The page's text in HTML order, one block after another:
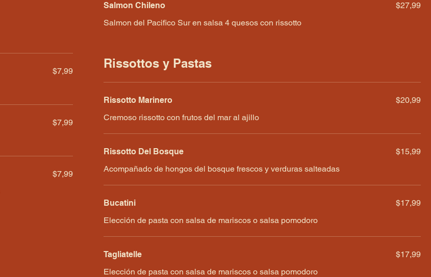
$7,99
$7,99
$7,99
Salmon Chileno
Salmon del Pacifico Sur en salsa 4 quesos con rissotto
$27,99
Rissottos y Pastas
Rissotto Marinero
Cremoso rissotto con frutos del mar al ajillo
$20,99
Rissotto Del Bosque
Acompañado de hongos del bosque frescos y verduras salteadas
$15,99
Bucatini
Elección de pasta con salsa de mariscos o salsa pomodoro
$17,99
Tagliatelle
Elección de pasta con salsa de mariscos o salsa pomodoro
$17,99